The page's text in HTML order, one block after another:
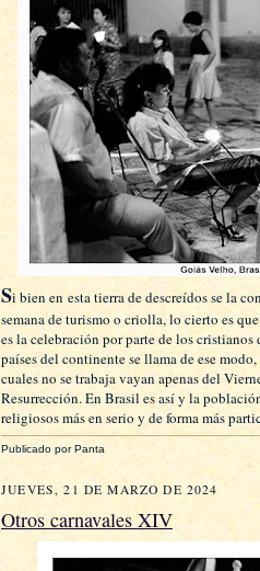
Si bien en esta tierra de descreídos se la
semana de turismo o criolla, lo cierto es
es la celebración por parte de los cristianos
países del continente se llama de ese
cuales no se trabaja vayan apenas del
Resurrección. En Brasil es así y la
religiosos más en serio y de forma más
Publicado por Panta
JUEVES, 21 DE MARZO DE 2024
Otros carnavales XIV